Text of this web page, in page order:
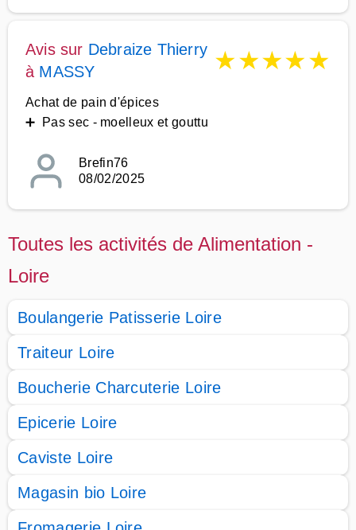
Avis sur Debraize Thierry
à MASSY ★★★★★
Achat de pain d'épices
➕ Pas sec - moelleux et gouttu
Brefin76
08/02/2025
Toutes les activités de Alimentation -
Loire
Boulangerie Patisserie Loire
Traiteur Loire
Boucherie Charcuterie Loire
Epicerie Loire
Caviste Loire
Magasin bio Loire